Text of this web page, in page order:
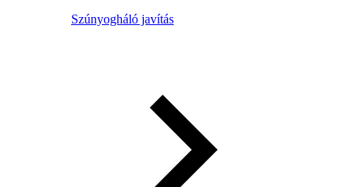
Szúnyogháló javítás